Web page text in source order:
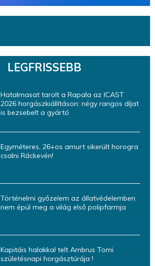
LEGFRISSEBB
Hatalmasat tarolt a Rapala az ICAST
2026 horgászkiállításon: négy rangos díjat
is bezsebelt a gyártó
Egyméteres, 26+os amurt sikerült horogra
csalni Ráckevén!
Történelmi győzelem az állatvédelemben:
nem épül meg a világ első polipfarmja
Kapitáis halakkal telt Ambrus Tomi
születésnapi horgásztúrája !